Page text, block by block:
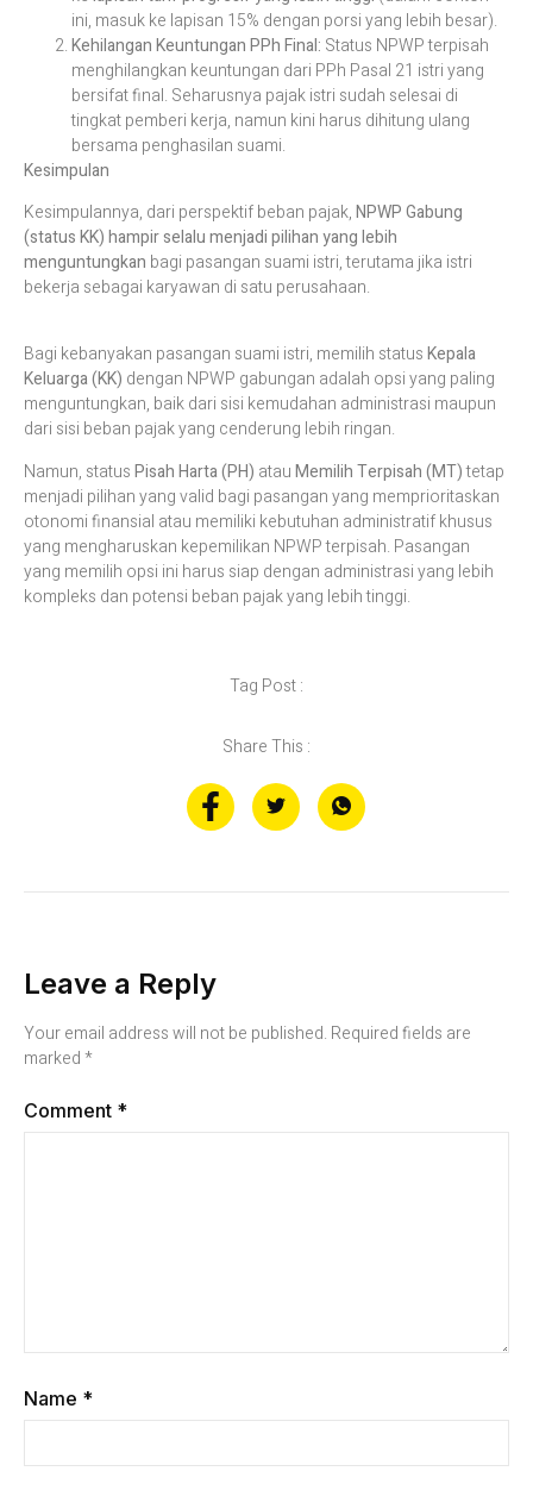
ini, masuk ke lapisan 15% dengan porsi yang lebih besar).
Kehilangan Keuntungan PPh Final: Status NPWP terpisah
menghilangkan keuntungan dari PPh Pasal 21 istri yang
bersifat final. Seharusnya pajak istri sudah selesai di
tingkat pemberi kerja, namun kini harus dihitung ulang
bersama penghasilan suami.
Kesimpulan
Kesimpulannya, dari perspektif beban pajak,NPWP Gabung
(status KK) hampir selalu menjadi pilihan yang lebih
menguntungkan bagi pasangan suami istri, terutama jika istri
bekerja sebagai karyawan di satu perusahaan.
Bagi kebanyakan pasangan suami istri, memilih statusKepala
Keluarga (KK) dengan NPWP gabungan adalah opsi yang paling
menguntungkan, baik dari sisi kemudahan administrasi maupun
dari sisi beban pajak yang cenderung lebih ringan.​
Namun, statusPisah Harta (PH) atauMemilih Terpisah (MT)tetap
menjadi pilihan yang valid bagi pasangan yang memprioritaskan
otonomi finansial atau memiliki kebutuhan administratif khusus
yang mengharuskan kepemilikan NPWP terpisah. Pasangan
yang memilih opsi ini harus siap dengan administrasi yang lebih
kompleks dan potensi beban pajak yang lebih tinggi.​
Tag Post :
Share This :
Leave a Reply
Your email address will not be published. Required fields are
marked*
Comment *
Name *